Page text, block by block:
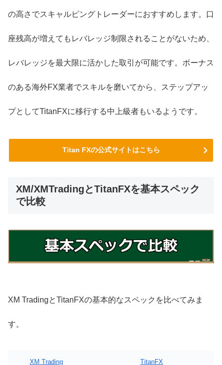
の高さでスキャルピングトレーダーにおすすめします。口
座残高が増えてもレバレッジ制限されることがないため、
レバレッジを最大限に活かした取引が可能です。ボーナス
のある海外FX業者でスキルを磨いてから、ステップアッ
プとしてTitanFXに移行する中上級者もいるようです。
Titan FXの公式サイトはこちら
XM/XMTradingとTitanFXを基本スペック
で比較
XM TradingとTitanFXの基本的なスペックを比べてみま
す。
XM Trading TitanFX